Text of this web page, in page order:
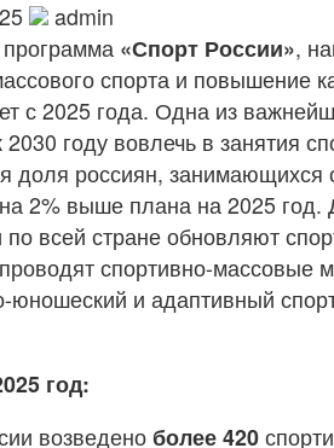
admin
программа «Спорт России»,
спорта и повышение
с 2025 года. Одна из
году вовлечь в занятия
доля россиян, занимающихся
2% выше плана на 2025 год.
всей стране обновляют
спортивно-массовые
юношеский и адаптивный
год:
возведеноболее 420